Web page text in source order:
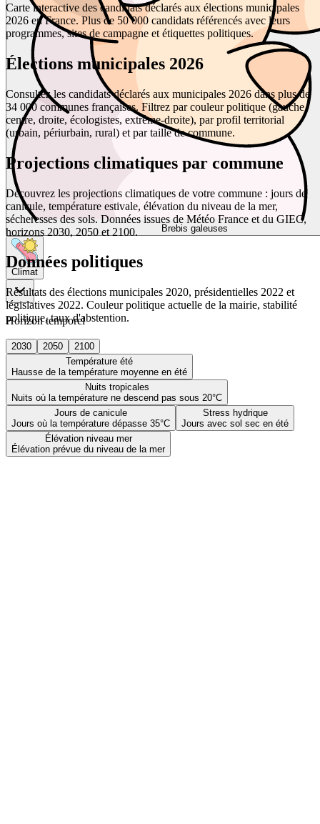
Brebis galeuses
Climat
Horizon temporel
2030 2050
2100
Température été
Hausse de la température moyenne en été
Nuits tropicales
Nuits où la température ne descend pas sous 20°C
Jours de canicule
Jours où la température dépasse 35°C
Stress hydrique
Jours avec sol sec en été
Élévation niveau mer
Élévation prévue du niveau de la mer
Carte interactive des candidats déclarés aux élections municipales
2026 en France. Plus de 50 000 candidats référencés avec leurs
programmes, sites de campagne et étiquettes politiques.
Élections municipales 2026
Consultez les candidats déclarés aux municipales 2026 dans plus de
34 000 communes françaises. Filtrez par couleur politique (gauche,
centre, droite, écologistes, extrême-droite), par profil territorial
(urbain, périurbain, rural) et par taille de commune.
Projections climatiques par commune
Découvrez les projections climatiques de votre commune : jours de
canicule, température estivale, élévation du niveau de la mer,
sécheresses des sols. Données issues de Météo France et du GIEC,
horizons 2030, 2050 et 2100.
Données politiques
Résultats des élections municipales 2020, présidentielles 2022 et
législatives 2022. Couleur politique actuelle de la mairie, stabilité
politique, taux d'abstention.